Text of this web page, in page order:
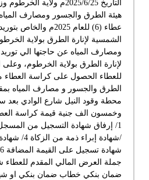
التاريخ 2025/6/25م ولاية
هيئة الطرق والجسور ومصارف المياه
عطاء (6) للعام 2025م
الشمسية لإنارة الطرق بولاية
ومصارف المياه عن حاجتها الي
لإنارة الطرق بولاية الخرطوم،
للعطاء الحصول على كراسة العطاء
وخمسون الف جنية قيمة كراسة
جملة العرض المالي المقدم
ضمان بنكي خطاب ضمان بنكي او